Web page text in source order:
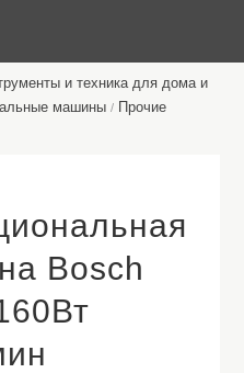
и техника для дома и
машины / Прочие
Bosch